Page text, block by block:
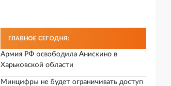
ГЛАВНОЕ СЕГОДНЯ:
Армия РФ освободила Анискино в
Харьковской области
Минцифры не будет ограничивать доступ